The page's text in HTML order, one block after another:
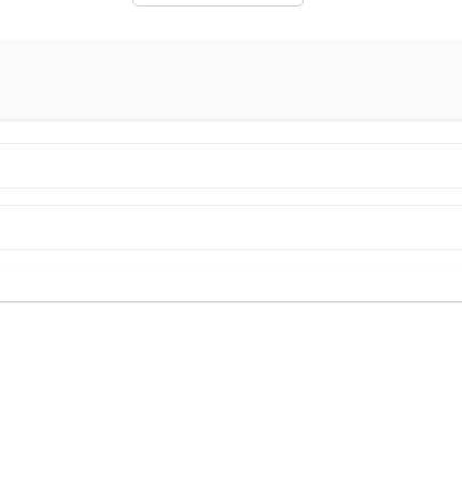
Дополнительная